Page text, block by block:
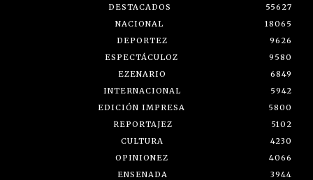
DESTACADOS
55627
NACIONAL
18065
DEPORTEZ
9626
ESPECTÁCULOZ
9580
EZENARIO
6849
INTERNACIONAL
5942
EDICIÓN IMPRESA
5800
REPORTAJEZ
5102
CULTURA
4230
OPINIONEZ
4066
ENSENADA
3944